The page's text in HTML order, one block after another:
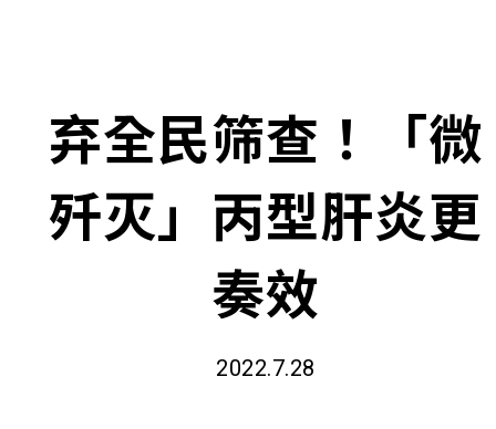
相关报导
关于本会
弃全民筛查！「微
歼灭」丙型肝炎更
奏效
2022.7.28